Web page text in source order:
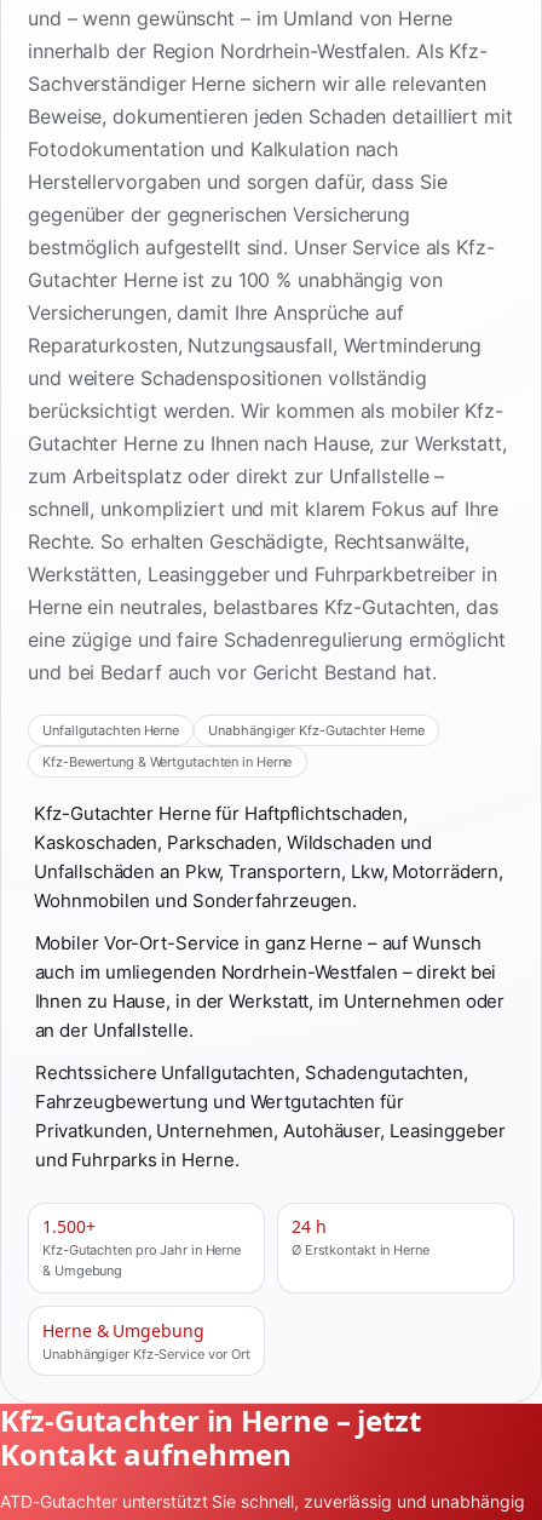
und – wenn gewünscht – im Umland von Herne
innerhalb der Region Nordrhein-Westfalen. Als Kfz-
Sachverständiger Herne sichern wir alle relevanten
Beweise, dokumentieren jeden Schaden detailliert mit
Fotodokumentation und Kalkulation nach
Herstellervorgaben und sorgen dafür, dass Sie
gegenüber der gegnerischen Versicherung
bestmöglich aufgestellt sind. Unser Service als Kfz-
Gutachter Herne ist zu 100 % unabhängig von
Versicherungen, damit Ihre Ansprüche auf
Reparaturkosten, Nutzungsausfall, Wertminderung
und weitere Schadenspositionen vollständig
berücksichtigt werden. Wir kommen als mobiler Kfz-
Gutachter Herne zu Ihnen nach Hause, zur Werkstatt,
zum Arbeitsplatz oder direkt zur Unfallstelle –
schnell, unkompliziert und mit klarem Fokus auf Ihre
Rechte. So erhalten Geschädigte, Rechtsanwälte,
Werkstätten, Leasinggeber und Fuhrparkbetreiber in
Herne ein neutrales, belastbares Kfz-Gutachten, das
eine zügige und faire Schadenregulierung ermöglicht
und bei Bedarf auch vor Gericht Bestand hat.
Unfallgutachten Herne
Unabhängiger Kfz-Gutachter Herne
Kfz-Bewertung & Wertgutachten in Herne
Kfz-Gutachter Herne für Haftpflichtschaden,
Kaskoschaden, Parkschaden, Wildschaden und
Unfallschäden an Pkw, Transportern, Lkw, Motorrädern,
Wohnmobilen und Sonderfahrzeugen.
Mobiler Vor-Ort-Service in ganz Herne – auf Wunsch
auch im umliegenden Nordrhein-Westfalen – direkt bei
Ihnen zu Hause, in der Werkstatt, im Unternehmen oder
an der Unfallstelle.
Rechtssichere Unfallgutachten, Schadengutachten,
Fahrzeugbewertung und Wertgutachten für
Privatkunden, Unternehmen, Autohäuser, Leasinggeber
und Fuhrparks in Herne.
1.500+
Kfz-Gutachten pro Jahr in Herne
& Umgebung
24 h
Ø Erstkontakt in Herne
Herne & Umgebung
Unabhängiger Kfz-Service vor Ort
Kfz-Gutachter in Herne – jetzt
Kontakt aufnehmen
ATD-Gutachter unterstützt Sie schnell, zuverlässig und unabhängig